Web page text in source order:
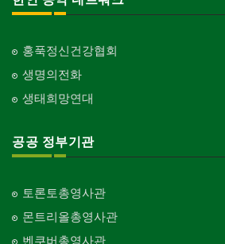
홍푹정신건강협회
생명의전화
생태희망연대
공공 정부기관
토론토총영사관
몬트리올총영사관
벤쿠버총영사관